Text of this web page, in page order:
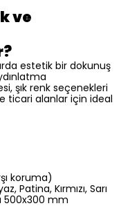
ve
estetik bir dokunuş
şık renk seçenekleri
ticari alanlar için ideal
koruma)
Patina, Kırmızı, Sarı
500x300 mm